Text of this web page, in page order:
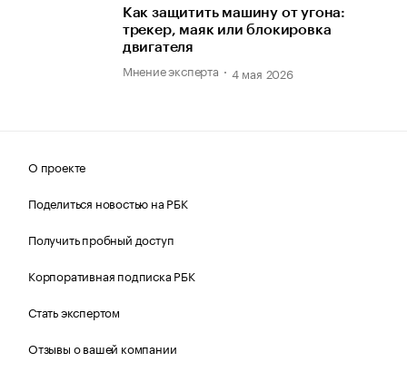
Как защитить машину от угона:
трекер, маяк или блокировка
двигателя
Мнение эксперта 4 мая 2026
О проекте
Поделиться новостью на РБК
Получить пробный доступ
Корпоративная подписка РБК
Стать экспертом
Отзывы о вашей компании